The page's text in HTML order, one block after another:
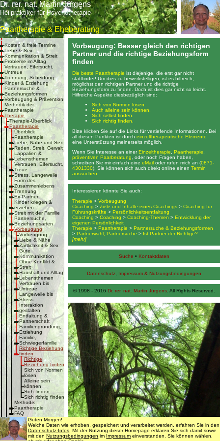
Dr. rer. nat. Martin Jürgens
Heilpraktiker für Psychotherapie
Paartherapie & Eheberatung
Kosten & freie Termine
Liebe & Sex
Kommunikation & Streit
Probleme im Alltag
Vertrauen, Eifersucht,
Untreue
Trennung, Scheidung
Kinder & Erziehung
Partnersuche &
Beziehungsformen
Vorbeugung & Prävention
Methodik der
Paartherapie
Therapie
Therapie-Überblick
Paartherapie
Überblick
Paartherapie
Liebe, Nähe und Sex
Reden, Streit, Gewalt
Lappalien &
Lebensthemen
Vertrauen, Eifersucht,
Treue
Stress, Langeweile
Form des
Zusammenlebens
Trennung
Ex-Partner
Kinder kriegen &
erziehen
Streit mit der Familie
Partnersuche,
Beziehungsarten
Vorbeugung
Vorbeugung
Liebe & Nähe
Zärtlichkeit & Sex
Gute
Kommunikation
Ohne Konflikt &
Streit
Haushalt und Alltag
Lebensthemen
Vertrauen bis
Untreue
Langeweile bis
Stress
Interaktion
gestalten
Entfaltung &
Partnerschaft
Familiengründung,
Erziehung
Familie,
Schwiegerfamilie
Richtige Beziehung
finden
Richtige
Beziehung finden
Sich von Normen
lösen
Alleine sein
können
Sich finden
Sich richtig finden
Methodik
Paartherapie
FAQ
Methoden im Detail
Krankenkassen
Psychische Symptome
Sexualstörungen
Vorbeugung: Besser gleich den richtigen
Partner und die richtige Beziehungsform
finden
Die beste Paartherapie ist diejenige, die erst gar nicht
stattfindet! Um dies zu bewerkstelligen, ist es hilfreich,
möglichst den richtigen Partner und die richtige
Beziehungsform zu finden. Doch ist dies gar nicht so leicht.
Hilfreiche Aspekte diesbezüglich sind:
Sich von Normen lösen.
Auch alleine sein können.
Sich selbst finden.
Sich richtig finden.
Bitte klicken Sie auf die Links für vertiefende Informationen. Bei
all diesen Punkten ist durch einzeltherapeutische Elemente
eine Unterstützung meinerseits möglich.
Wenn Sie Interesse an einer Einzeltherapie, Paartherapie,
präventiven Paarberatung, oder noch Fragen haben,
schreiben Sie mir einfach eine eMail oder rufen mich an (0871-
4301330). Sie können sich auch direkt online einen Termin
aussuchen.
Interessieren könnte Sie auch:
Therapie > Vorbeugung
Coaching > Ziele und Inhalte eines Coachings > Coaching für
Führungskräfte > Persönlichkeitsentfaltung
Coaching > Coaching > Coaching-Themen > Entwicklung der
eigenen Persönlichkeit
Therapie > Paartherapie > Partnersuche & Beziehungsformen
> Partnerwahl, Partnersuche > Ist Partner der Richtige?
[mehr]
Suche • Kontaktdaten
Datenschutz Impressum & Nutzungsbedingungen
© 1998 - 2016 Dr. rer. nat. Martin Jürgens . All Rights Reserved.
Guten Morgen!
Welche Daten wie erhoben, gespeichert und verarbeitet werden, erfahren Sie in den
Datenschutz-Infos . Mit der Nutzung dieser Homepage erklären Sie sich damit sowie
mit denNutzungsbedingungen im Impressum einverstanden. Sie können wählen,